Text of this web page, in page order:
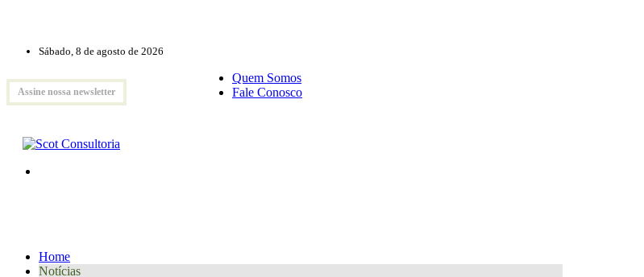
Sábado, 8 de agosto de 2026
Assine nossa newsletter
Quem Somos
Fale Conosco
Home
Notícias